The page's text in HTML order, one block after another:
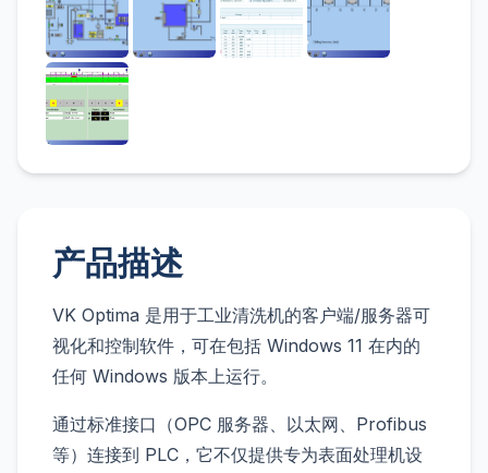
产品描述
VK Optima 是用于工业清洗机的客户端/服务器可
视化和控制软件，可在包括 Windows 11 在内的
任何 Windows 版本上运行。
通过标准接口（OPC 服务器、以太网、Profibus
等）连接到 PLC，它不仅提供专为表面处理机设